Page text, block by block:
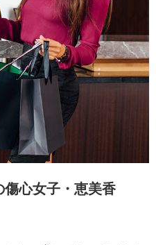
心女子・恵美香